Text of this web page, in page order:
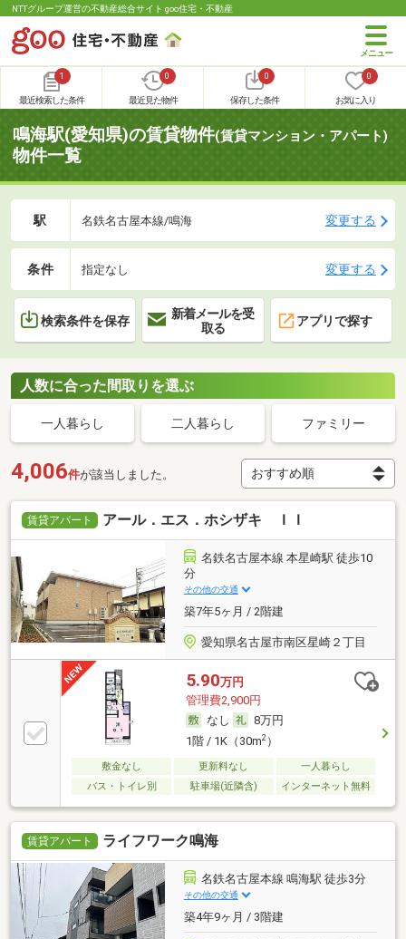
NTTグループ運営の不動産総合サイト goo住宅・不動産
1
最近検索した条件
0
最近見た物件
0
保存した条件
0
お気に入り
鳴海駅(愛知県)の賃貸物件(賃貸マンション・アパート)
物件一覧
駅 名鉄名古屋本線/鳴海 変更する
条件 指定なし 変更する
検索条件を保存
新着メールを受
取る
アプリで探す
人数に合った間取りを選ぶ
一人暮らし 二人暮らし ファミリー
4,006件が該当しました。
賃貸アパート アール．エス．ホシザキ ＩＩ
名鉄名古屋本線 本星崎駅 徒歩10
分
その他の交通
築7年5ヶ月 / 2階建
愛知県名古屋市南区星崎２丁目
5.90万円
管理費2,900円
なし
8万円
1階 / 1K（30m2）
敷金なし 更新料なし
一人暮らし
バス・トイレ別
駐車場(近隣含) インターネット無料
賃貸アパート ライフワーク鳴海
名鉄名古屋本線 鳴海駅 徒歩3分
その他の交通
築4年9ヶ月 / 3階建